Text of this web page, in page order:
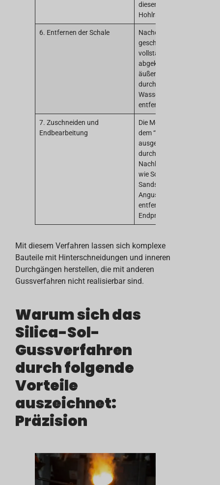
diesen vorgewärmten
Hohlraum gegossen.
6. Entfernen der Schale
Nachdem das
geschmolzene Metall
vollständig erstarrt und
abgekühlt ist, wird die
äußere Keramikhülle
durch Vibration oder
Wasserstrahlstrahlen
entfernt.
7. Zuschneiden und
Endbearbeitung
Die Metallteile werden aus
dem “Baum”
ausgeschnitten und
durchlaufen
Nachbearbeitungsschritte
wie Schleifen und
Sandstrahlen, um
Angussspuren zu
entfernen, wodurch das
Endprodukt entsteht.
Mit diesem Verfahren lassen sich komplexe
Bauteile mit Hinterschneidungen und inneren
Durchgängen herstellen, die mit anderen
Gussverfahren nicht realisierbar sind.
Warum sich das
Silica-Sol-
Gussverfahren
durch folgende
Vorteile
auszeichnet:
Präzision